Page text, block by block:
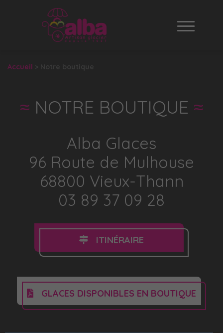
Accueil
NOTRE BOUTIQUE
Alba Glaces
96 Route de Mulhouse
68800 Vieux-Thann
03 89 37 09 28
ITINÉRAIRE
GLACES DISPONIBLES EN BOUTIQUE